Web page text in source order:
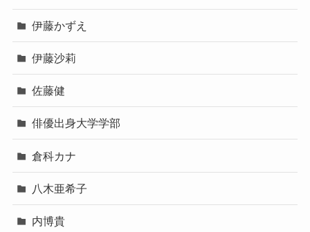
伊藤かずえ
伊藤沙莉
佐藤健
俳優出身大学学部
倉科カナ
八木亜希子
内博貴